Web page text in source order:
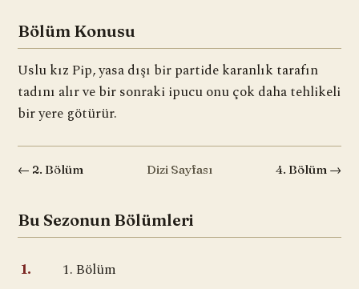
Bölüm Konusu
Uslu kız Pip, yasa dışı bir partide karanlık tarafın
tadını alır ve bir sonraki ipucu onu çok daha tehlikeli
bir yere götürür.
← 2. Bölüm Dizi Sayfası 4. Bölüm →
Bu Sezonun Bölümleri
1. 1. Bölüm